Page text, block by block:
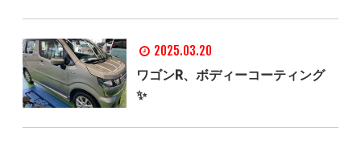
2025.03.20
ワゴンR、ボディーコーティング
✨